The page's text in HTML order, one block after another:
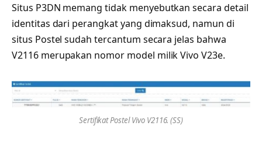
Situs P3DN memang tidak menyebutkan secara detail
identitas dari perangkat yang dimaksud, namun di
situs Postel sudah tercantum secara jelas bahwa
V2116 merupakan nomor model milik Vivo V23e.
Sertifikat Postel Vivo V2116. (SS)